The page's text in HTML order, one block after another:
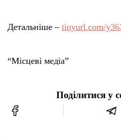
Детальніше – tinyurl.com/
“Місцеві медіа”
Поділитися у